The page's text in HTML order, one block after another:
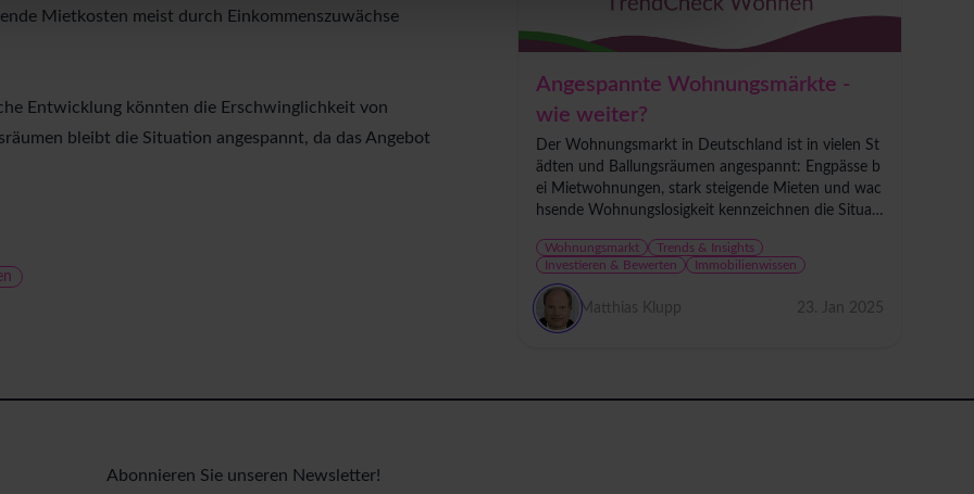
Angespannte Wohnungsmärkte -
wie weiter?
Der Wohnungsmarkt in Deutschland ist in vielen St
ädten und Ballungsräumen angespannt: Engpässe b
ei Mietwohnungen, stark steigende Mieten und wac
hsende Wohnungslosigkeit kennzeichnen die Situati
b...Wohnungsmarkt
Trends & Insights
Investieren & Bewerten
Immobilienwissen
Matthias Klupp 23. Jan 2025
Mietkosten meist durch Einkommenszuwächse
Entwicklung könnten die Erschwinglichkeit von
bleibt die Situation angespannt, da das Angebot
Abonnieren Sie unseren Newsletter!